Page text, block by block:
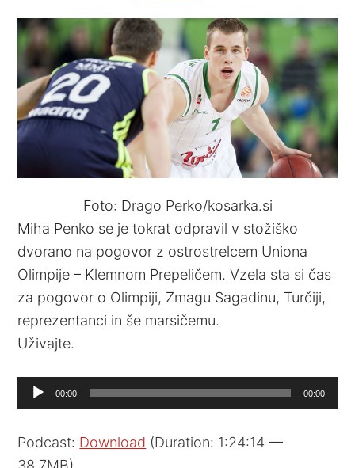
Foto: Drago Perko/kosarka.si
Miha Penko se je tokrat odpravil v stožiško
dvorano na pogovor z ostrostrelcem Uniona
Olimpije – Klemnom Prepeličem. Vzela sta si čas
za pogovor o Olimpiji, Zmagu Sagadinu, Turčiji,
reprezentanci in še marsičemu.
Uživajte.
Audio
Player
00:00 00:00
Podcast: Download (Duration: 1:24:14 —